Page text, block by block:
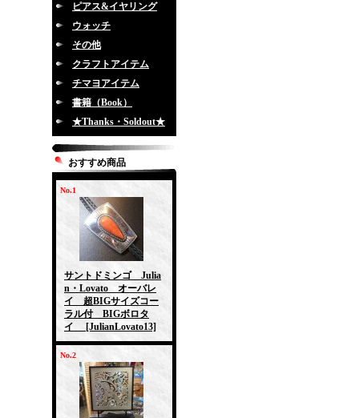
ピアス&イヤリング
ウォッチ
その他
クラフトアイテム
チマヨアイテム
書籍（Book）
★Thanks・Soldout★
おすすめ商品
No.1
サントドミンゴ Julia
n・Lovato オーバレ
イ 超BIGサイズコー
ラル付 BIGボロタ
イ
[JulianLovato13]
No.2